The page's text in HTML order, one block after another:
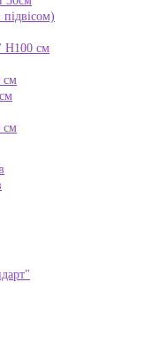
Н100 см
см
см